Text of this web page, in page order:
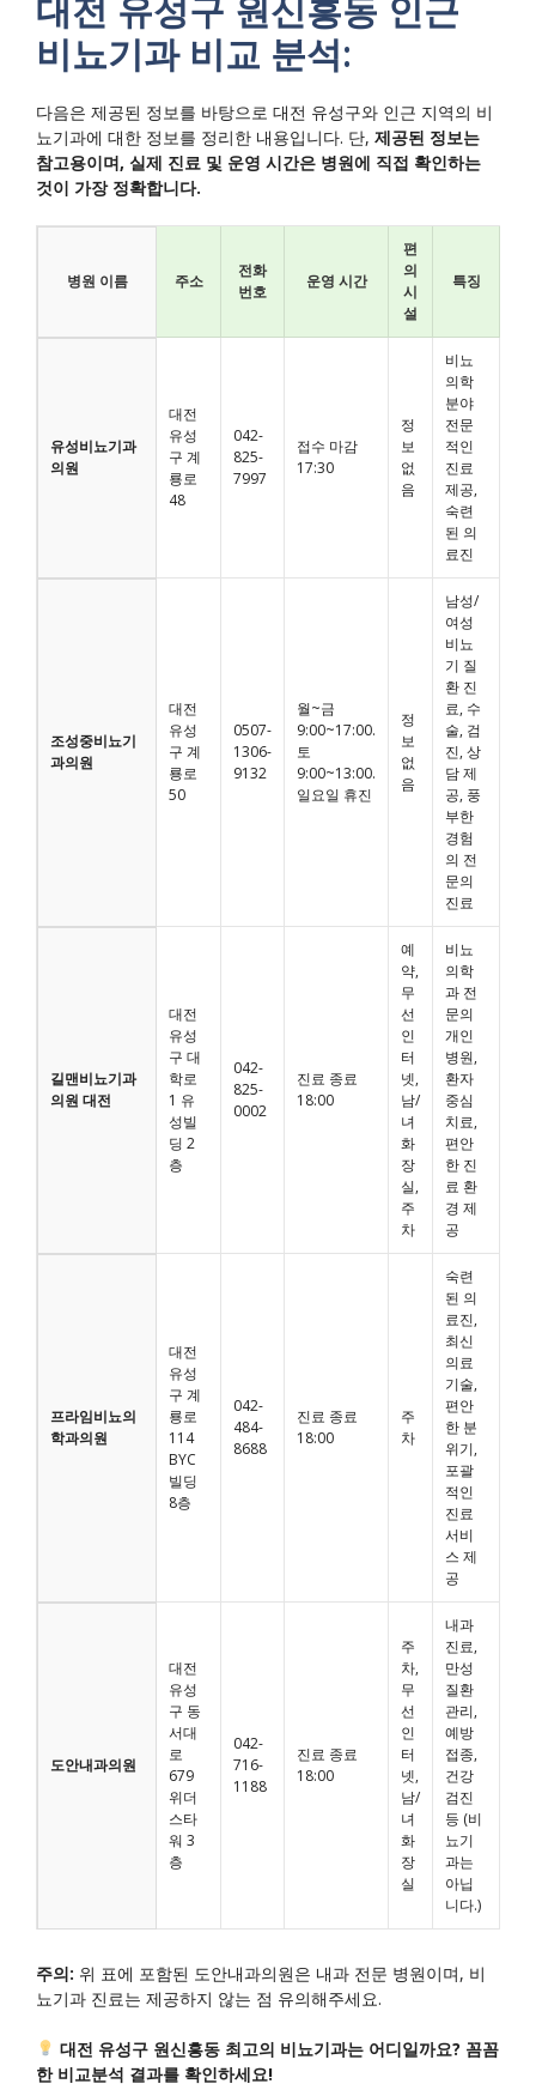
대전 유성구 원신흥동 인근
비뇨기과 비교 분석:
다음은 제공된 정보를 바탕으로 대전 유성구와 인근 지역의 비
뇨기과에 대한 정보를 정리한 내용입니다. 단, 제공된 정보는
참고용이며, 실제 진료 및 운영 시간은 병원에 직접 확인하는
것이 가장 정확합니다.
병원 이름 주소
전화
번호
운영 시간
편
의
시
설
특징
유성비뇨기과
의원
대전
유성
구 계
룡로
48
042-
825-
7997
접수 마감
17:30
정
보
없
음
비뇨
의학
분야
전문
적인
진료
제공,
숙련
된 의
료진
조성중비뇨기
과의원
대전
유성
구 계
룡로
50
0507-
1306-
9132
월~금
9:00~17:00.
토
9:00~13:00.
일요일 휴진
정
보
없
음
남성/
여성
비뇨
기 질
환 진
료, 수
술, 검
진, 상
담 제
공, 풍
부한
경험
의 전
문의
진료
길맨비뇨기과
의원 대전
대전
유성
구 대
학로
1 유
성빌
딩 2
층
042-
825-
0002
진료 종료
18:00
예
약,
무
선
인
터
넷,
남/
녀
화
장
실,
주
차
비뇨
의학
과 전
문의
개인
병원,
환자
중심
치료,
편안
한 진
료 환
경 제
공
프라임비뇨의
학과의원
대전
유성
구 계
룡로
114
BYC
빌딩
8층
042-
484-
8688
진료 종료
18:00
주
차
숙련
된 의
료진,
최신
의료
기술,
편안
한 분
위기,
포괄
적인
진료
서비
스 제
공
도안내과의원
대전
유성
구 동
서대
로
679
위더
스타
워 3
층
042-
716-
1188
진료 종료
18:00
주
차,
무
선
인
터
넷,
남/
녀
화
장
실
내과
진료,
만성
질환
관리,
예방
접종,
건강
검진
등 (비
뇨기
과는
아닙
니다.)
주의: 위 표에 포함된 도안내과의원은 내과 전문 병원이며, 비
뇨기과 진료는 제공하지 않는 점 유의해주세요.
대전 유성구 원신흥동 최고의 비뇨기과는 어디일까요? 꼼꼼
한 비교분석 결과를 확인하세요!